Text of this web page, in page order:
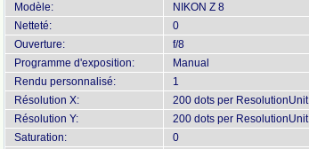
Modèle:
NIKON Z 8
Netteté:
0
Ouverture:
f/8
Programme d'exposition:
Manual
Rendu personnalisé:
1
Résolution X:
200 dots per ResolutionUnit
Résolution Y:
200 dots per ResolutionUnit
Saturation:
0